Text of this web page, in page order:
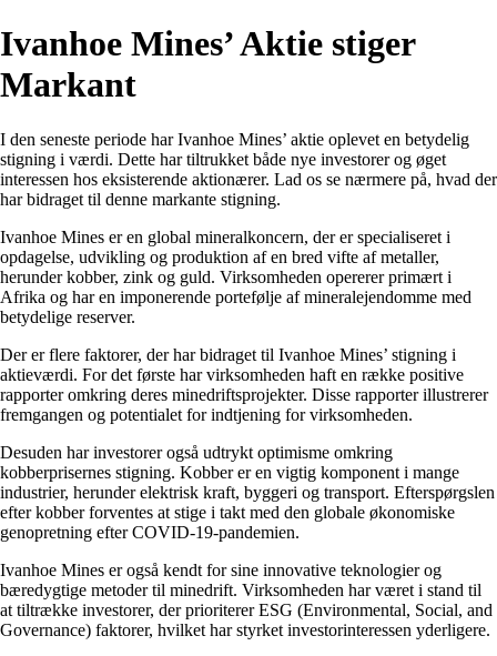
Ivanhoe Mines’ Aktie stiger
Markant
I den seneste periode har Ivanhoe Mines’ aktie oplevet en betydelig
stigning i værdi. Dette har tiltrukket både nye investorer og øget
interessen hos eksisterende aktionærer. Lad os se nærmere på, hvad der
har bidraget til denne markante stigning.
Ivanhoe Mines er en global mineralkoncern, der er specialiseret i
opdagelse, udvikling og produktion af en bred vifte af metaller,
herunder kobber, zink og guld. Virksomheden opererer primært i
Afrika og har en imponerende portefølje af mineralejendomme med
betydelige reserver.
Der er flere faktorer, der har bidraget til Ivanhoe Mines’ stigning i
aktieværdi. For det første har virksomheden haft en række positive
rapporter omkring deres minedriftsprojekter. Disse rapporter illustrerer
fremgangen og potentialet for indtjening for virksomheden.
Desuden har investorer også udtrykt optimisme omkring
kobberprisernes stigning. Kobber er en vigtig komponent i mange
industrier, herunder elektrisk kraft, byggeri og transport. Efterspørgslen
efter kobber forventes at stige i takt med den globale økonomiske
genopretning efter COVID-19-pandemien.
Ivanhoe Mines er også kendt for sine innovative teknologier og
bæredygtige metoder til minedrift. Virksomheden har været i stand til
at tiltrække investorer, der prioriterer ESG (Environmental, Social, and
Governance) faktorer, hvilket har styrket investorinteressen yderligere.